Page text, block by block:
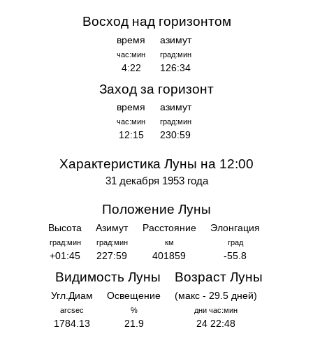
Восход над горизонтом
время
час:мин
4:22
азимут
град:мин
126:34
Заход за горизонт
время
час:мин
12:15
азимут
град:мин
230:59
Характеристика Луны на 12:00
31 декабря 1953 года
Положение Луны
Высота
град:мин
+01:45
Азимут
град:мин
227:59
Расстояние
км
401859
Элонгация
град
-55.8
Видимость Луны
Угл.Диам
arcsec
1784.13
Освещение
%
21.9
Возраст Луны
(макс - 29.5 дней)
дни час:мин
24 22:48